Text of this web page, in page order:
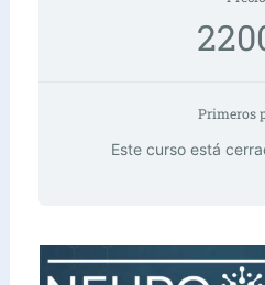
Primeros
Este curso está
Instagram
TikTok
WhatsApp
Facebook